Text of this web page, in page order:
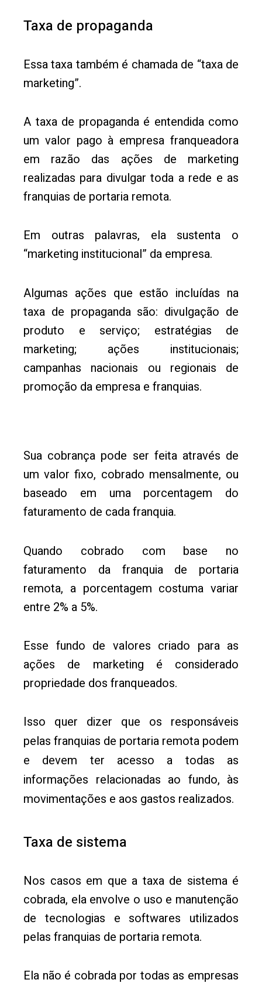
Taxa de propaganda
Essa taxa também é chamada de “taxa de
marketing”.
A taxa de propaganda é entendida como
um valor pago à empresa franqueadora
em razão das ações de marketing
realizadas para divulgar toda a rede e as
franquias de portaria remota.
Em outras palavras, ela sustenta o
“marketing institucional” da empresa.
Algumas ações que estão incluídas na
taxa de propaganda são: divulgação de
produto e serviço; estratégias de
marketing; ações institucionais;
campanhas nacionais ou regionais de
promoção da empresa e franquias.
Sua cobrança pode ser feita através de
um valor fixo, cobrado mensalmente, ou
baseado em uma porcentagem do
faturamento de cada franquia.
Quando cobrado com base no
faturamento da franquia de portaria
remota, a porcentagem costuma variar
entre 2% a 5%.
Esse fundo de valores criado para as
ações de marketing é considerado
propriedade dos franqueados.
Isso quer dizer que os responsáveis
pelas franquias de portaria remota podem
e devem ter acesso a todas as
informações relacionadas ao fundo, às
movimentações e aos gastos realizados.
Taxa de sistema
Nos casos em que a taxa de sistema é
cobrada, ela envolve o uso e manutenção
de tecnologias e softwares utilizados
pelas franquias de portaria remota.
Ela não é cobrada por todas as empresas